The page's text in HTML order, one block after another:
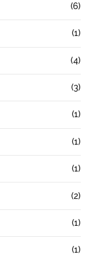
(6)
(1)
(4)
(3)
(1)
(1)
(1)
(2)
(1)
(1)